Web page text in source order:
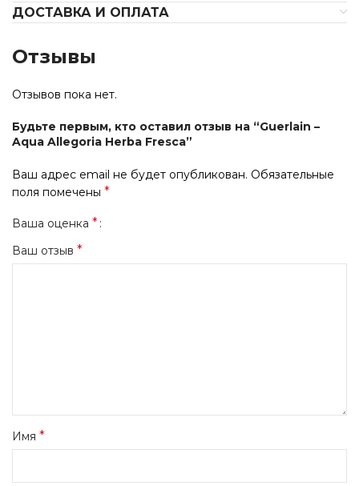
ДОСТАВКА И ОПЛАТА
Отзывы
Отзывов пока нет.
Будьте первым, кто оставил отзыв на “Guerlain –
Aqua Allegoria Herba Fresca”
Ваш адрес email не будет опубликован. Обязательные
поля помечены *
Ваша оценка *
Ваш отзыв *
Имя *